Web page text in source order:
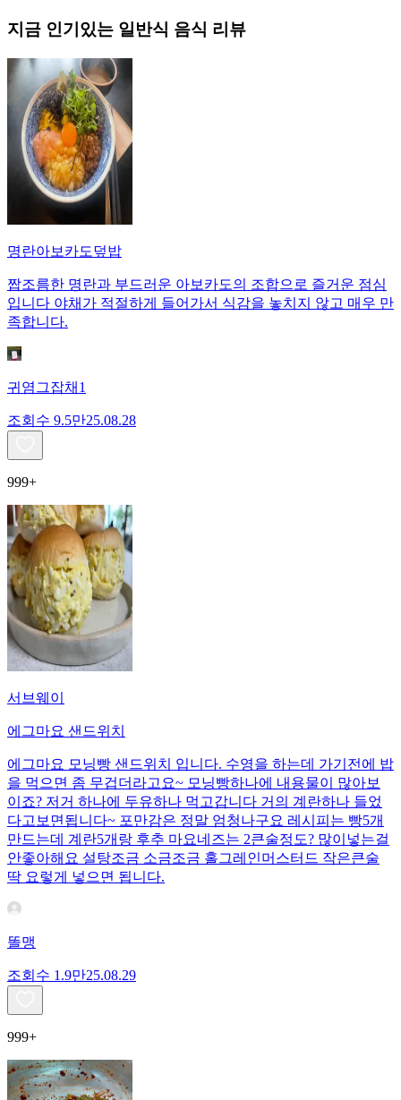
지금 인기있는 일반식 음식 리뷰
명란아보카도덮밥
짭조름한 명란과 부드러운 아보카도의 조합으로 즐거운 점심
입니다 야채가 적절하게 들어가서 식감을 놓치지 않고 매우 만
족합니다.
귀염그잡채1
조회수 9.5만25.08.28
999+
서브웨이
에그마요 샌드위치
에그마요 모닝빵 샌드위치 입니다. 수영을 하는데 가기전에 밥
을 먹으면 좀 무겁더라고요~ 모닝빵하나에 내용물이 많아보
이죠? 저거 하나에 두유하나 먹고갑니다 거의 계란하나 들었
다고보면됩니다~ 포만감은 정말 엄청나구요 레시피는 빵5개
만드는데 계란5개랑 후추 마요네즈는 2큰술정도? 많이넣는걸
안좋아해요 설탕조금 소금조금 홀그레인머스터드 작은큰술
딱 요렇게 넣으면 됩니다.
똘맹
조회수 1.9만25.08.29
999+